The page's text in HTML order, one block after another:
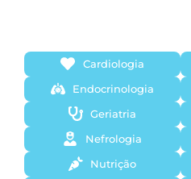
Cardiologia
Endocrinologia
Geriatria
Nefrologia
Nutrição